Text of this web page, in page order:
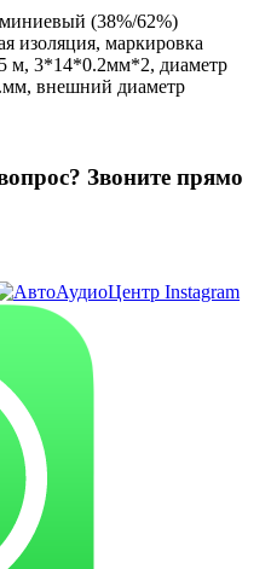
(38%/62%)
изоляция, маркировка
м, 3*14*0.2мм*2, диаметр
внешний диаметр
Звоните прямо